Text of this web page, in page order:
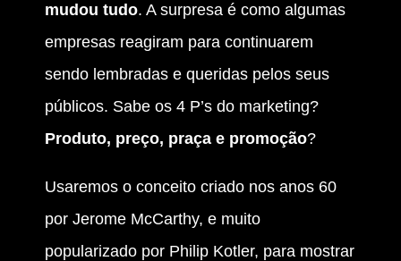
mudou tudo. A surpresa é como algumas
empresas reagiram para continuarem
sendo lembradas e queridas pelos seus
públicos. Sabe os 4 P’s do marketing?
Produto, preço, praça e promoção?
Usaremos o conceito criado nos anos 60
por Jerome McCarthy, e muito
popularizado por Philip Kotler, para mostrar